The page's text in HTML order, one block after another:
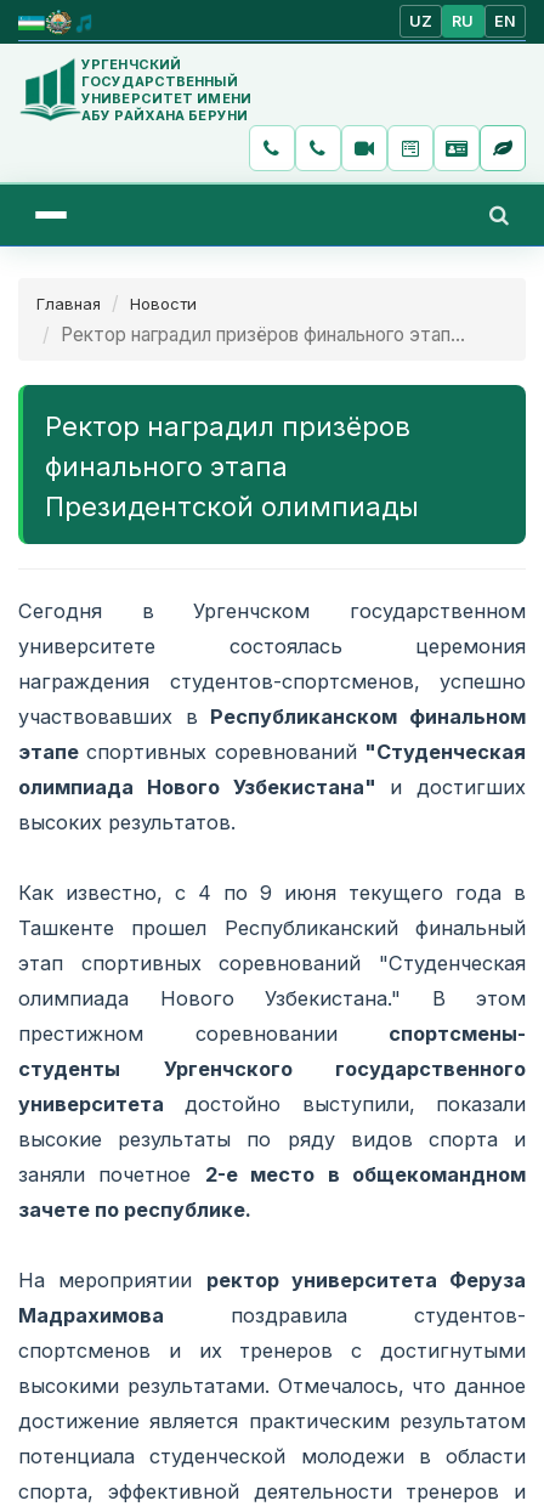
UZ RU EN
УРГЕНЧСКИЙ
ГОСУДАРСТВЕННЫЙ
УНИВЕРСИТЕТ ИМЕНИ
АБУ РАЙХАНА БЕРУНИ
Главная Новости
Ректор наградил призёров финального этап...
Ректор наградил призёров
финального этапа
Президентской олимпиады
Сегодня в Ургенчском государственном
университете состоялась церемония
награждения студентов-спортсменов, успешно
участвовавших в Республиканском финальном
этапе спортивных соревнований "Студенческая
олимпиада Нового Узбекистана" и достигших
высоких результатов.
Как известно, с 4 по 9 июня текущего года в
Ташкенте прошел Республиканский финальный
этап спортивных соревнований "Студенческая
олимпиада Нового Узбекистана." В этом
престижном соревновании спортсмены-
студенты Ургенчского государственного
университета достойно выступили, показали
высокие результаты по ряду видов спорта и
заняли почетное 2-е место в общекомандном
зачете по республике.
На мероприятии ректор университета Феруза
Мадрахимова поздравила студентов-
спортсменов и их тренеров с достигнутыми
высокими результатами. Отмечалось, что данное
достижение является практическим результатом
потенциала студенческой молодежи в области
спорта, эффективной деятельности тренеров и